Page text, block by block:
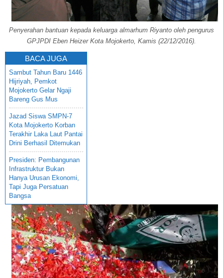
Penyerahan bantuan kepada keluarga almarhum Riyanto oleh pengurus
GPJPDI Eben Heizer Kota Mojokerto, Kamis (22/12/2016).
BACA JUGA
Sambut Tahun Baru 1446
Hijriyah, Pemkot
Mojokerto Gelar Ngaji
Bareng Gus Mus
Jazad Siswa SMPN-7
Kota Mojokerto Korban
Terakhir Laka Laut Pantai
Drini Berhasil Ditemukan
Presiden: Pembangunan
Infrastruktur Bukan
Hanya Urusan Ekonomi,
Tapi Juga Persatuan
Bangsa